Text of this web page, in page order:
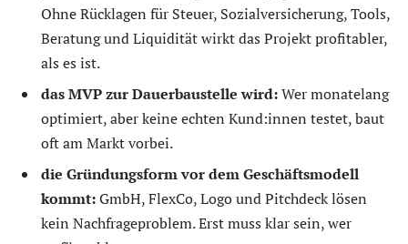
Ohne Rücklagen für Steuer, Sozialversicherung, Tools,
Beratung und Liquidität wirkt das Projekt profitabler,
als es ist.
das MVP zur Dauerbaustelle wird:Wer monatelang
optimiert, aber keine echten Kund:innen testet, baut
oft am Markt vorbei.
die Gründungsform vor dem Geschäftsmodell
kommt:GmbH, FlexCo, Logo und Pitchdeck lösen
kein Nachfrageproblem. Erst muss klar sein, wer